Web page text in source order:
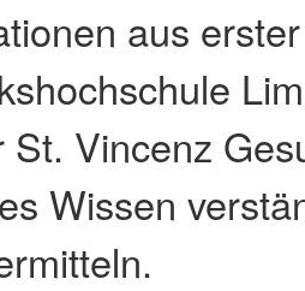
aus
St. Vincenz
Wissen